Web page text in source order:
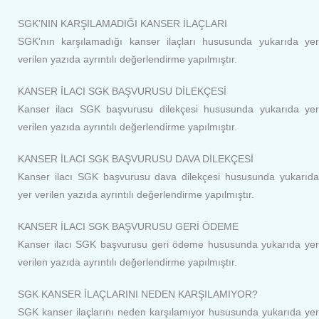
SGK’NIN KARŞILAMADIĞI KANSER İLAÇLARI
SGK’nın karşılamadığı kanser ilaçları hususunda yukarıda yer
verilen yazıda ayrıntılı değerlendirme yapılmıştır.
KANSER İLACI SGK BAŞVURUSU DİLEKÇESİ
Kanser ilacı SGK başvurusu dilekçesi hususunda yukarıda yer
verilen yazıda ayrıntılı değerlendirme yapılmıştır.
KANSER İLACI SGK BAŞVURUSU DAVA DİLEKÇESİ
Kanser ilacı SGK başvurusu dava dilekçesi hususunda yukarıda
yer verilen yazıda ayrıntılı değerlendirme yapılmıştır.
KANSER İLACI SGK BAŞVURUSU GERİ ÖDEME
Kanser ilacı SGK başvurusu geri ödeme hususunda yukarıda yer
verilen yazıda ayrıntılı değerlendirme yapılmıştır.
SGK KANSER İLAÇLARINI NEDEN KARŞILAMIYOR?
SGK kanser ilaçlarını neden karşılamıyor hususunda yukarıda yer